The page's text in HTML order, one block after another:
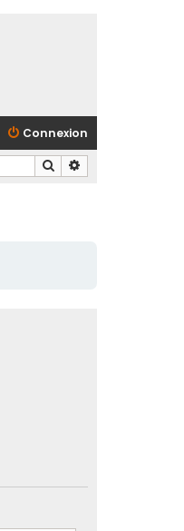
Connexion
Rechercher